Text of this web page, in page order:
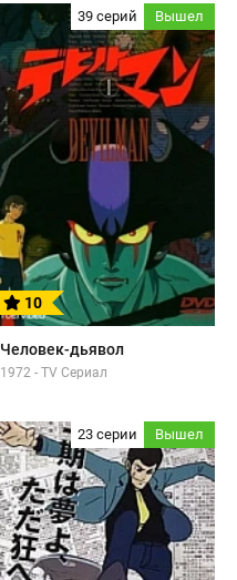
39 серий Вышел
10
Человек-дьявол
1972 - TV Сериал
23 серии Вышел